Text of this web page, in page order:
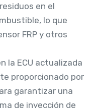
en el
lo que
FRP y otros
la ECU actualizada
proporcionado por
garantizar una
de inyección de